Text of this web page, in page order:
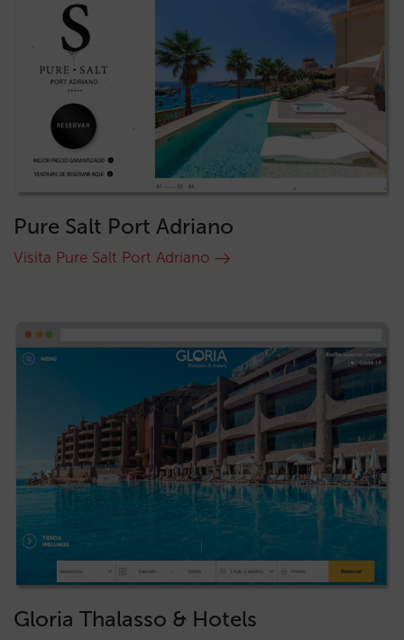
Pure Salt Port Adriano
Visita Pure Salt Port Adriano
Gloria Thalasso & Hotels